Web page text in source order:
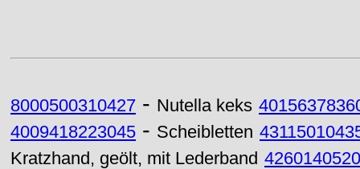
8000500310427 - Nutella keks
4009418223045 - Scheibletten
Kratzhand, geölt, mit Lederband